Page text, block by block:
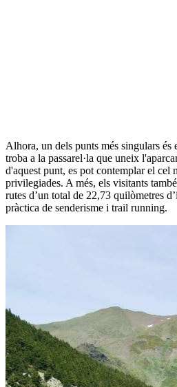
Alhora, un dels punts més singulars és
troba a la passarel·la que uneix
d'aquest punt, es pot contemplar el cel
privilegiades. A més, els visitants
rutes d’un total de 22,73 quilòmetres
pràctica de senderisme i trail running.